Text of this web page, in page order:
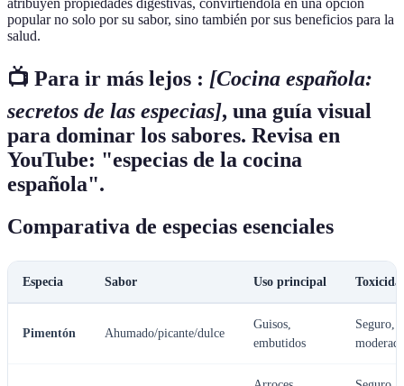
popular no solo por su sabor, sino también por sus beneficios para la
salud.
📺 Para ir más lejos : [Cocina española:
secretos de las especias], una guía visual
para dominar los sabores. Revisa en
YouTube: "especias de la cocina
española".
Comparativa de especias esenciales
Especia Sabor Uso principal
Pimentón Ahumado/picante/dulce
Guisos,
embutidos
Seguro,